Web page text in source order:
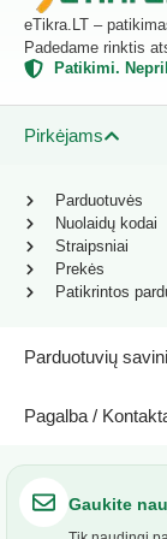
eTikra.LT –
Padedame rinktis
Patikimi.
Pirkėjams
Parduotuvių
Pagalba /
Parduotuvės
Nuolaidų kodai
Straipsniai
Prekės
Patikrintos
Gaukite